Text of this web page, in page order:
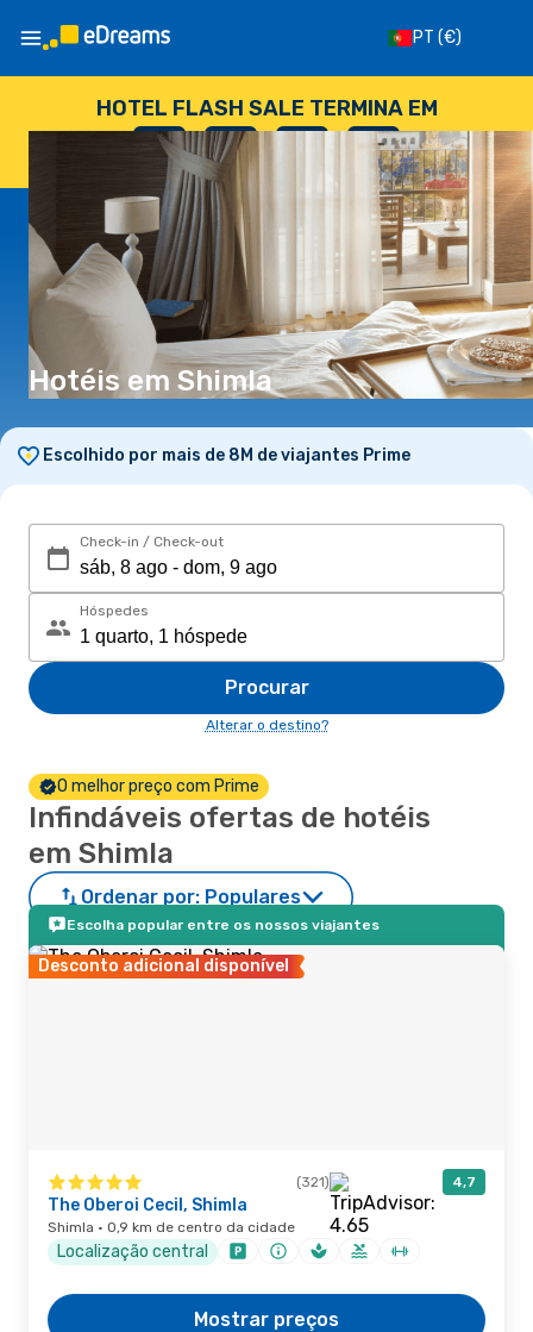
PT (€)
HOTEL FLASH SALE TERMINA EM
--
DIAS
: --
HORAS
: --
SEGUNDOS
Hotéis em Shimla
Escolhido por mais de 8M de viajantes Prime
Check-in / Check-out
Hóspedes
Procurar
Alterar o destino?
O melhor preço com Prime
Infindáveis ofertas de hotéis
em Shimla
Ordenar por: Populares
Escolha popular entre os nossos viajantes
Desconto adicional disponível
(321) 4,7
The Oberoi Cecil, Shimla
Shimla · 0,9 km de centro da cidade
Localização central
Mostrar preços